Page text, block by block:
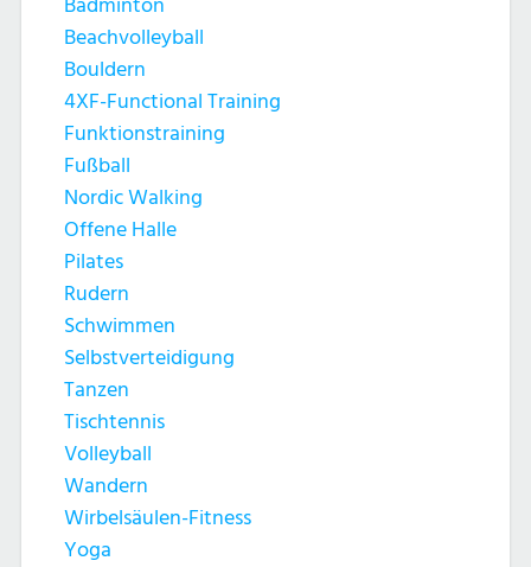
Beachvolleyball
Bouldern
4XF-Functional Training
Funktionstraining
Fußball
Nordic Walking
Offene Halle
Pilates
Rudern
Schwimmen
Selbstverteidigung
Tanzen
Tischtennis
Volleyball
Wandern
Wirbelsäulen-Fitness
Yoga